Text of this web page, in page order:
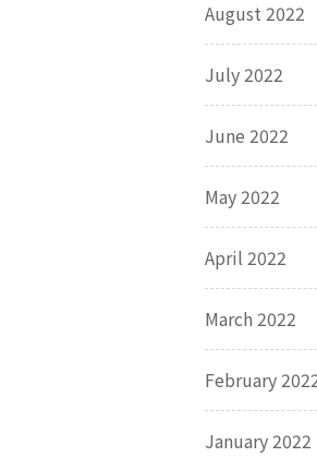
August 2022
July 2022
June 2022
May 2022
April 2022
March 2022
February
January 2022